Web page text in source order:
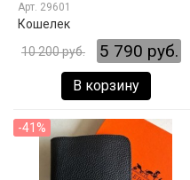
29601
Кошелек
10 200 руб.
5 790 руб.
В корзину
-41%